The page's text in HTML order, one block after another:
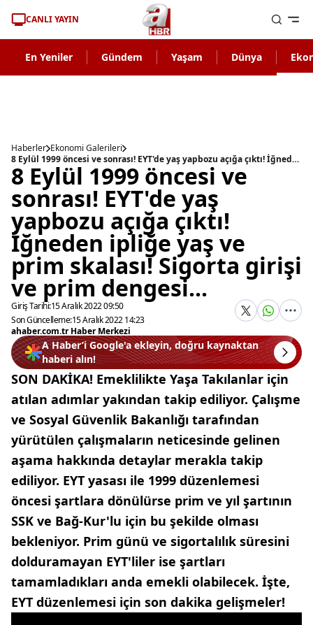
CANLI YAYIN
En Yeniler Gündem Yaşam Dünya
Haberler Ekonomi Galerileri
8 Eylül 1999 öncesi ve sonrası! EYT'de yaş yapbozu açığa çıktı! İğneden ipliğe yaş ve prim skalası! Sigorta girişi ve prim dengesi...
8 Eylül 1999 öncesi ve
sonrası! EYT'de yaş
yapbozu açığa çıktı!
İğneden ipliğe yaş ve
prim skalası! Sigorta girişi
ve prim dengesi...
Giriş Tarihi:15 Aralık 2022 09:50
Son Güncelleme:15 Aralık 2022 14:23
ahaber.com.tr Haber Merkezi
A Haber’i Google'a ekleyin, doğru kaynaktan
haberi alın!
SON DAKİKA! Emeklilikte Yaşa Takılanlar için
atılan adımlar yakından takip ediliyor. Çalışme
ve Sosyal Güvenlik Bakanlığı tarafından
yürütülen çalışmaların neticesinde gelinen
aşama hakkında detaylar merakla takip
ediliyor. EYT yasası ile 1999 düzenlemesi
öncesi şartlara dönülürse prim ve yıl şartının
SSK ve Bağ-Kur'lu için bu şekilde olması
bekleniyor. Prim günü ve sigortalılık süresini
dolduramayan EYT'liler ise şartları
tamamladıkları anda emekli olabilecek. İşte,
EYT düzenlemesi için son dakika gelişmeler!